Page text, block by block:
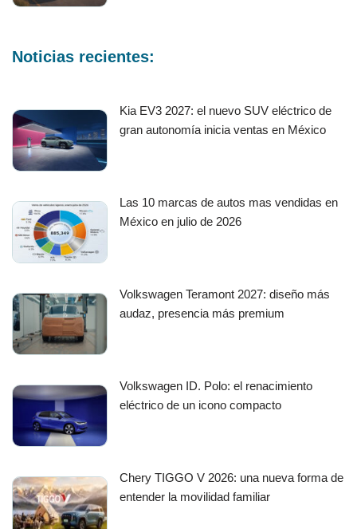
Noticias recientes:
Kia EV3 2027: el nuevo SUV eléctrico de
gran autonomía inicia ventas en México
Las 10 marcas de autos mas vendidas en
México en julio de 2026
Volkswagen Teramont 2027: diseño más
audaz, presencia más premium
Volkswagen ID. Polo: el renacimiento
eléctrico de un icono compacto
Chery TIGGO V 2026: una nueva forma de
entender la movilidad familiar